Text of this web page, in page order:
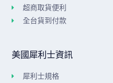
超商取貨便利
全台貨到付款
美國犀利士資訊
犀利士規格